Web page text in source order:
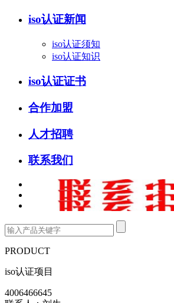
iso认证新闻
iso认证须知
iso认证知识
iso认证证书
合作加盟
人才招聘
联系我们
PRODUCT
iso认证项目
4006466645